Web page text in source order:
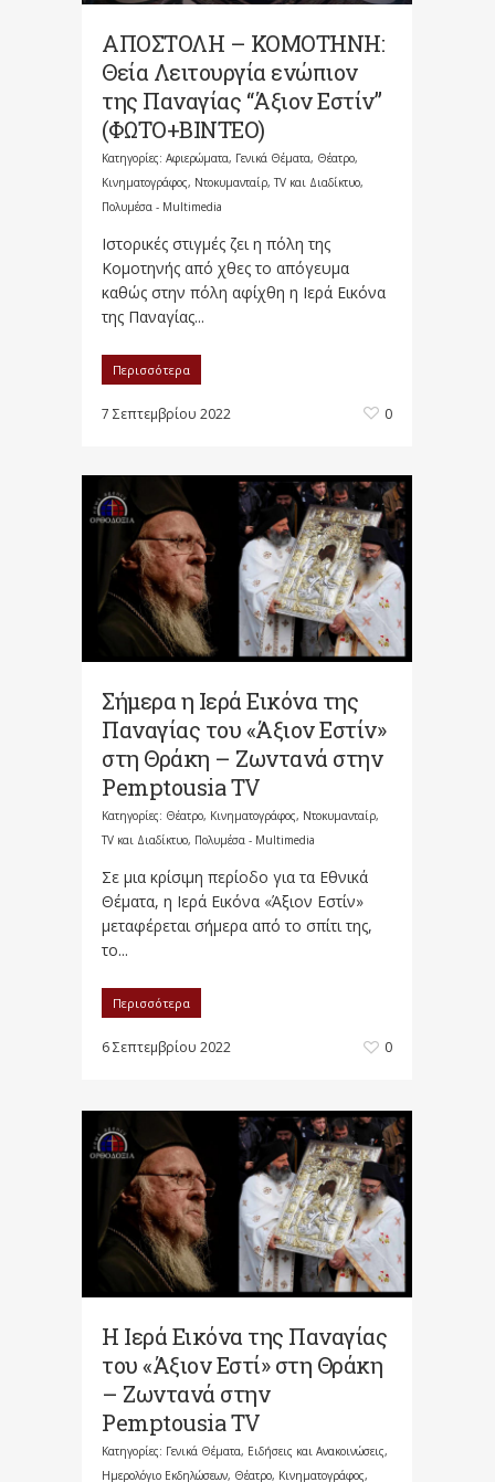
ΑΠΟΣΤΟΛΗ – ΚΟΜΟΤΗΝΗ:
Θεία Λειτουργία ενώπιον
της Παναγίας “Άξιον Εστίν”
(ΦΩΤΟ+ΒΙΝΤΕΟ)
Κατηγορίες: Αφιερώματα, Γενικά Θέματα, Θέατρο,
Κινηματογράφος, Ντοκυμανταίρ, TV και Διαδίκτυο,
Πολυμέσα - Multimedia
Ιστορικές στιγμές ζει η πόλη της
Κομοτηνής από χθες το απόγευμα
καθώς στην πόλη αφίχθη η Ιερά Εικόνα
της Παναγίας...
Περισσότερα
7 Σεπτεμβρίου 2022 0
Σήμερα η Ιερά Εικόνα της
Παναγίας του «Άξιον Εστίν»
στη Θράκη – Ζωντανά στην
Pemptousia TV
Κατηγορίες: Θέατρο, Κινηματογράφος, Ντοκυμανταίρ,
TV και Διαδίκτυο, Πολυμέσα - Multimedia
Σε μια κρίσιμη περίοδο για τα Εθνικά
Θέματα, η Ιερά Εικόνα «Άξιον Εστίν»
μεταφέρεται σήμερα από το σπίτι της,
το...
Περισσότερα
6 Σεπτεμβρίου 2022 0
Η Ιερά Εικόνα της Παναγίας
του «Άξιον Εστί» στη Θράκη
– Ζωντανά στην
Pemptousia TV
Κατηγορίες: Γενικά Θέματα, Ειδήσεις και Ανακοινώσεις,
Ημερολόγιο Εκδηλώσεων, Θέατρο, Κινηματογράφος,